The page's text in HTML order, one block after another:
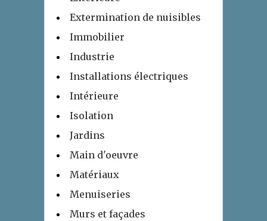
Extermination de nuisibles
Immobilier
Industrie
Installations électriques
Intérieure
Isolation
Jardins
Main d'oeuvre
Matériaux
Menuiseries
Murs et façades